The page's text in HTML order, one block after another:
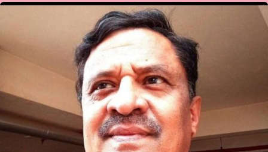
ಡಾ
ಡಿ
ಎಸ್‌
ಕರ್ಕಿ
ಪ್ರತಿಷ್ಠಾನ